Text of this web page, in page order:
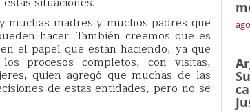
muchas madres y muchos padres que
hacer. También creemos que es
el papel que están haciendo, ya que
procesos completos, con visitas,
quien agregó que muchas de las
de estas entidades, pero no se